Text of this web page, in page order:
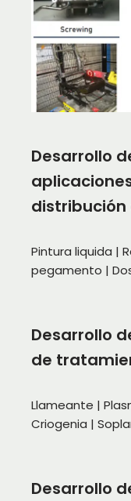
Desarrollo
distribución
Pintura liquida |
pegamento |
Desarrollo
de
Llameante |
Criogenia |
Desarrollo